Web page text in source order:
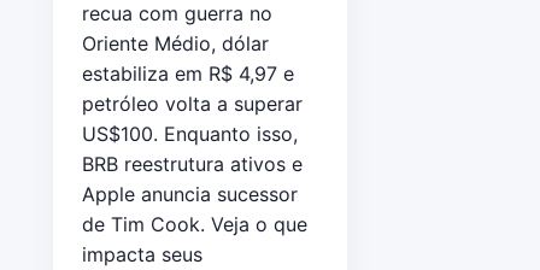
recua com guerra no
Oriente Médio, dólar
estabiliza em R$ 4,97 e
petróleo volta a superar
US$100. Enquanto isso,
BRB reestrutura ativos e
Apple anuncia sucessor
de Tim Cook. Veja o que
impacta seus